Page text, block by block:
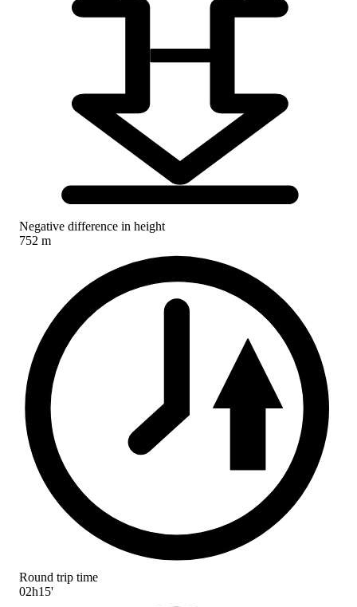
Negative difference in height
752 m
Round trip time
02h15'